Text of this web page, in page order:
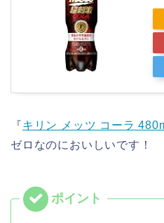
『キリン メッツ コーラ
ゼロなのにおいしいです！